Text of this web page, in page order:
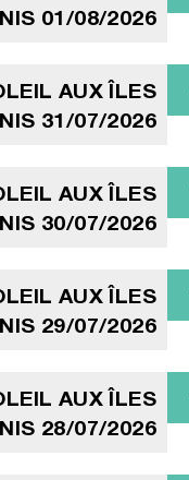
01/08/2026
AUX ÎLES
31/07/2026
AUX ÎLES
30/07/2026
AUX ÎLES
29/07/2026
AUX ÎLES
28/07/2026